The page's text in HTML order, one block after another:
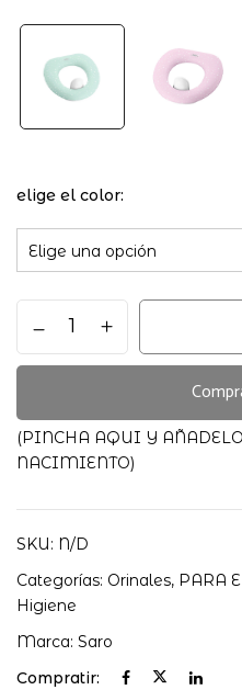
elige el color
WC
BLANDITO
cantidad
(PINCHA AQUI Y
NACIMIENTO)
SKU: N/D
Categorías: Orinales, PARA
Higiene
Marca: Saro
Compratir: